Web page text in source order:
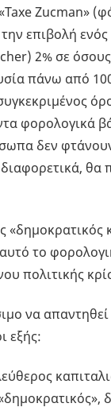
Zucman»
επιβολή ενός
2% σε
πάνω από
φορολογικά
δεν
«δημοκρατικός
το
πολιτικής
να απαντηθεί
εξής: